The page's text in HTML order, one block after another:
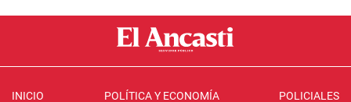
INICIO POLÍTICA Y ECONOMÍA POLICIALES